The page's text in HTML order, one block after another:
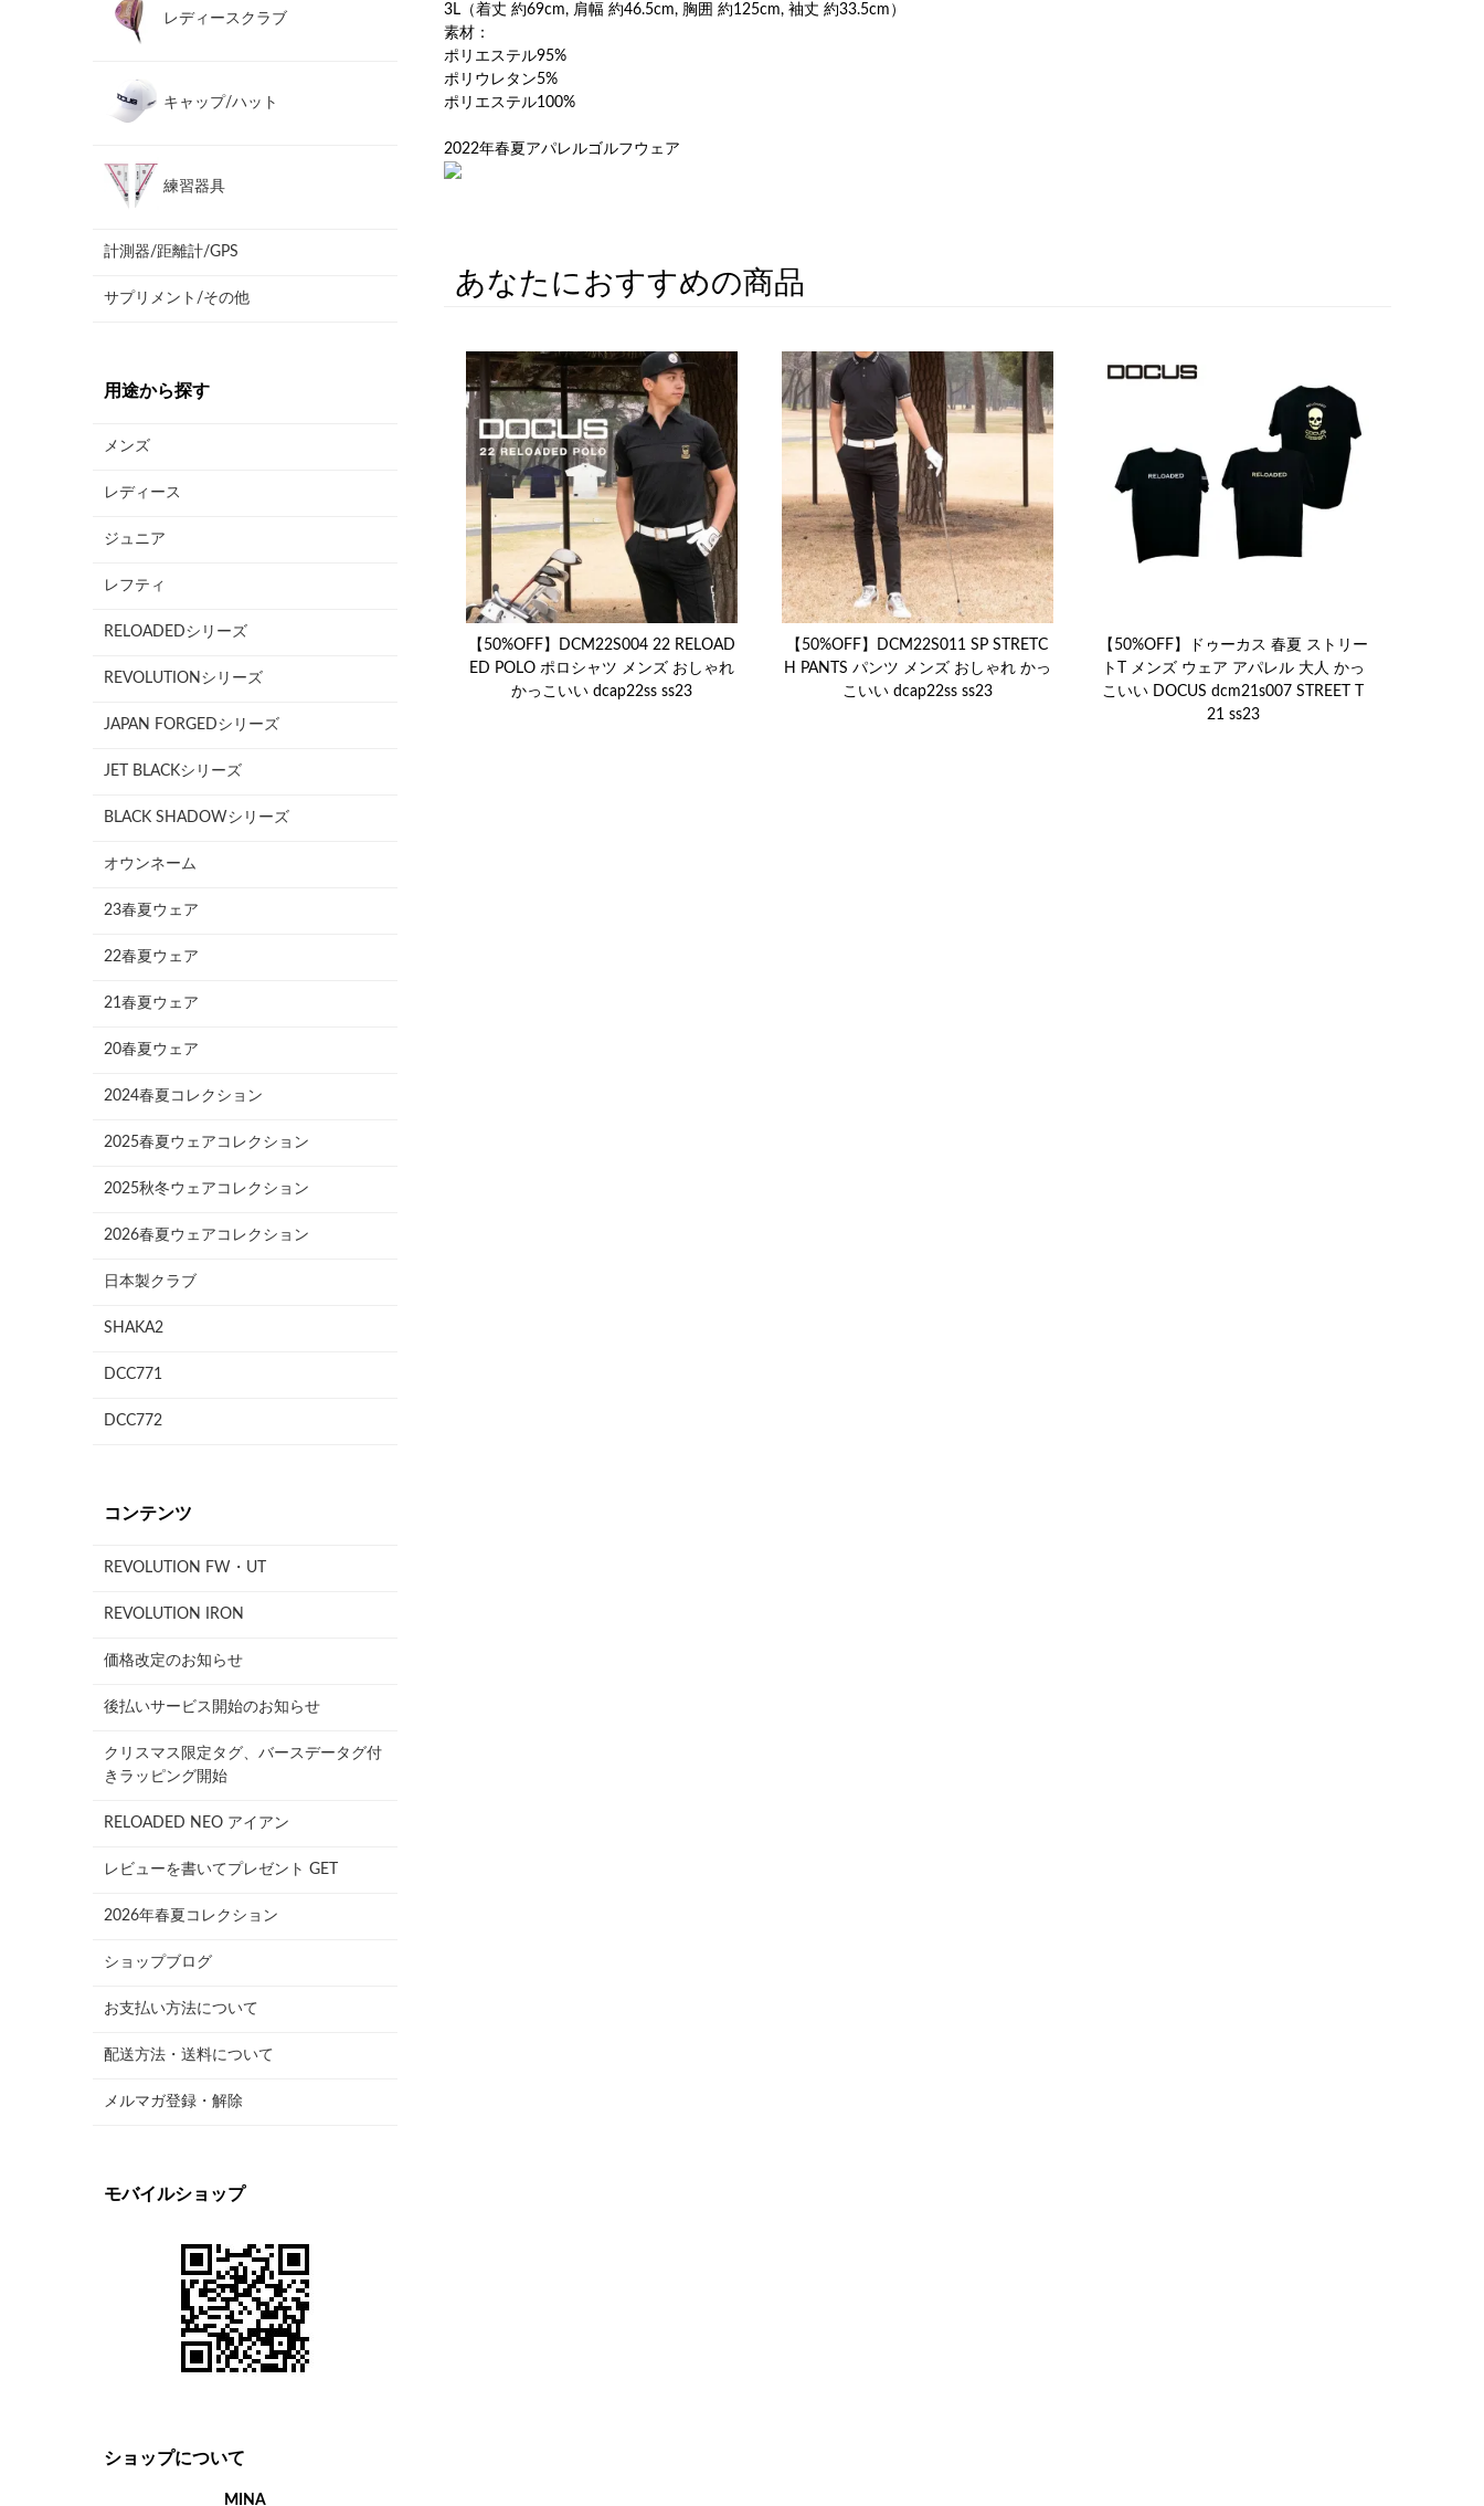
3L（着丈 約69cm, 肩幅 約46.5cm, 胸囲 約125cm, 袖丈 約33.5cm）
素材：
ポリエステル95%
ポリウレタン5%
ポリエステル100%
2022年春夏アパレルゴルフウェア
あなたにおすすめの商品
【50%OFF】DCM22S004 22 RELOAD
ED POLO ポロシャツ メンズ おしゃれ
かっこいい dcap22ss ss23
【50%OFF】DCM22S011 SP STRETC
H PANTS パンツ メンズ おしゃれ かっ
こいい dcap22ss ss23
【50%OFF】ドゥーカス 春夏 ストリー
トT メンズ ウェア アパレル 大人 かっ
こいい DOCUS dcm21s007 STREET T
21 ss23
レディースクラブ
キャップ/ハット
練習器具
計測器/距離計/GPS
サプリメント/その他
用途から探す
メンズ
レディース
ジュニア
レフティ
RELOADEDシリーズ
REVOLUTIONシリーズ
JAPAN FORGEDシリーズ
JET BLACKシリーズ
BLACK SHADOWシリーズ
オウンネーム
23春夏ウェア
22春夏ウェア
21春夏ウェア
20春夏ウェア
2024春夏コレクション
2025春夏ウェアコレクション
2025秋冬ウェアコレクション
2026春夏ウェアコレクション
日本製クラブ
SHAKA2
DCC771
DCC772
コンテンツ
REVOLUTION FW・UT
REVOLUTION IRON
価格改定のお知らせ
後払いサービス開始のお知らせ
クリスマス限定タグ、バースデータグ付
きラッピング開始
RELOADED NEO アイアン
レビューを書いてプレゼント GET
2026年春夏コレクション
ショップブログ
お支払い方法について
配送方法・送料について
メルマガ登録・解除
モバイルショップ
ショップについて
MINA